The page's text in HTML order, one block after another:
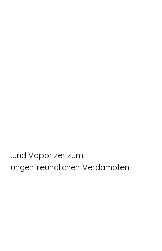
..und Vaporizer zum
lungenfreundlichen Verdampfen: